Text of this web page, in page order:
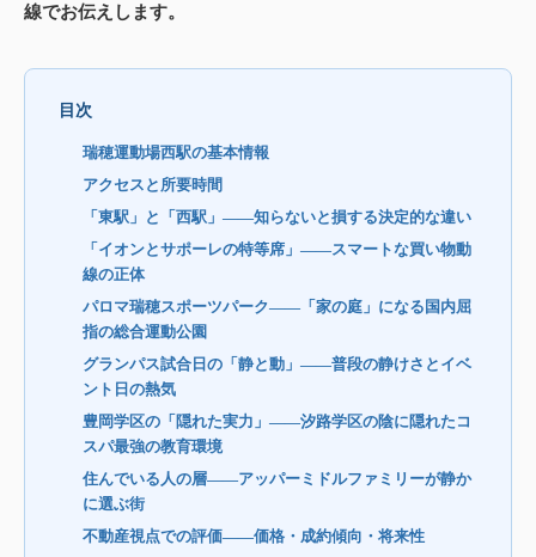
線でお伝えします。
目次
瑞穂運動場西駅の基本情報
アクセスと所要時間
「東駅」と「西駅」——知らないと損する決定的な違い
「イオンとサポーレの特等席」——スマートな買い物動
線の正体
パロマ瑞穂スポーツパーク——「家の庭」になる国内屈
指の総合運動公園
グランパス試合日の「静と動」——普段の静けさとイベ
ント日の熱気
豊岡学区の「隠れた実力」——汐路学区の陰に隠れたコ
スパ最強の教育環境
住んでいる人の層——アッパーミドルファミリーが静か
に選ぶ街
不動産視点での評価——価格・成約傾向・将来性